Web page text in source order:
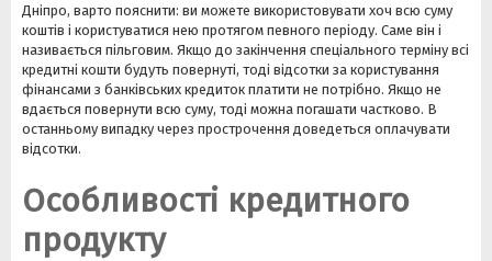
Дніпро, варто пояснити: ви можете використовувати хоч всю суму
коштів і користуватися нею протягом певного періоду. Саме він і
називається пільговим. Якщо до закінчення спеціального терміну всі
кредитні кошти будуть повернуті, тоді відсотки за користування
фінансами з банківських кредиток платити не потрібно. Якщо не
вдається повернути всю суму, тоді можна погашати частково. В
останньому випадку через прострочення доведеться оплачувати
відсотки.
Особливості кредитного
продукту